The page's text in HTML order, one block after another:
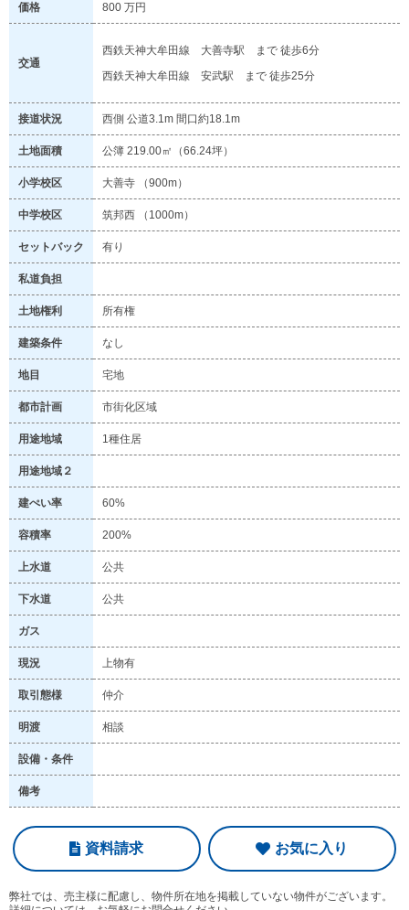
価格 800 万円
交通
西鉄天神大牟田線 大善寺駅 まで 徒歩6分
西鉄天神大牟田線 安武駅 まで 徒歩25分
接道状況 西側 公道3.1m 間口約18.1m
土地面積 公簿 219.00㎡（66.24坪）
小学校区 大善寺 （900m）
中学校区 筑邦西 （1000m）
セットバック 有り
私道負担
土地権利 所有権
建築条件 なし
地目 宅地
都市計画 市街化区域
用途地域 1種住居
用途地域２
建ぺい率 60%
容積率 200%
上水道 公共
下水道 公共
ガス
現況 上物有
取引態様 仲介
明渡 相談
設備・条件
備考
資料請求 お気に入り
弊社では、売主様に配慮し、物件所在地を掲載していない物件がございます。